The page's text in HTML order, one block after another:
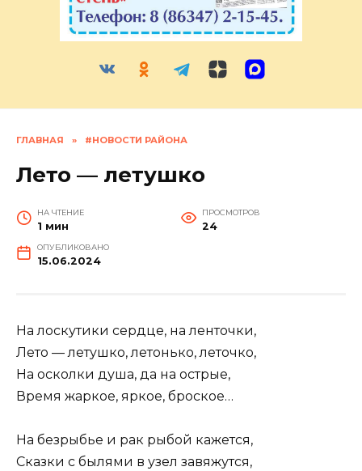
ГЛАВНАЯ » #НОВОСТИ РАЙОНА
Лето — летушко
НА ЧТЕНИЕ
1 мин
ПРОСМОТРОВ
24
ОПУБЛИКОВАНО
15.06.2024
На лоскутики сердце, на ленточки,
Лето — летушко, летонько, леточко,
На осколки душа, да на острые,
Время жаркое, яркое, броское…
На безрыбье и рак рыбой кажется,
Сказки с былями в узел завяжутся,